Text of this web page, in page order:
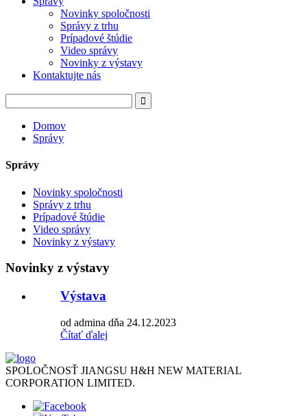
Novinky spoločnosti
Správy z trhu
Prípadové štúdie
Video správy
Novinky z výstavy
Kontaktujte nás
Domov
Správy
Správy
Novinky spoločnosti
Správy z trhu
Prípadové štúdie
Video správy
Novinky z výstavy
Novinky z výstavy
Výstava
od admina dňa 24.12.2023
Čítať ďalej
SPOLOČNOSŤ JIANGSU H&H NEW MATERIAL
CORPORATION LIMITED.